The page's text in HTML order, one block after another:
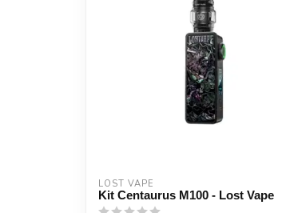
LOST VAPE
Kit Centaurus M100 - Lost Vape